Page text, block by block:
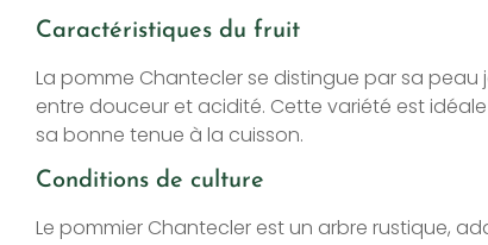
Caractéristiques du fruit
La pomme Chantecler se distingue par sa
entre douceur et acidité. Cette variété est
sa bonne tenue à la cuisson.
Conditions de culture
Le pommier Chantecler est un arbre rustique,